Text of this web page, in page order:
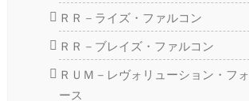
ＲＲ－ライズ・ファルコン
ＲＲ－ブレイズ・ファルコン
ＲＵＭ－レヴォリューション・フォ
ース